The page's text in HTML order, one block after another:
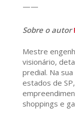
——
Sobre o autor
Mestre
visionário,
predial. Na
estados de SP,
shoppings e